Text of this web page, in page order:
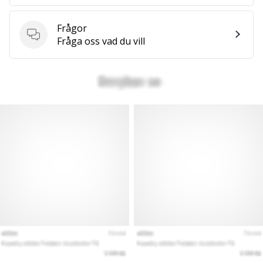
Frågor
Frågor
Fråga oss vad du vill